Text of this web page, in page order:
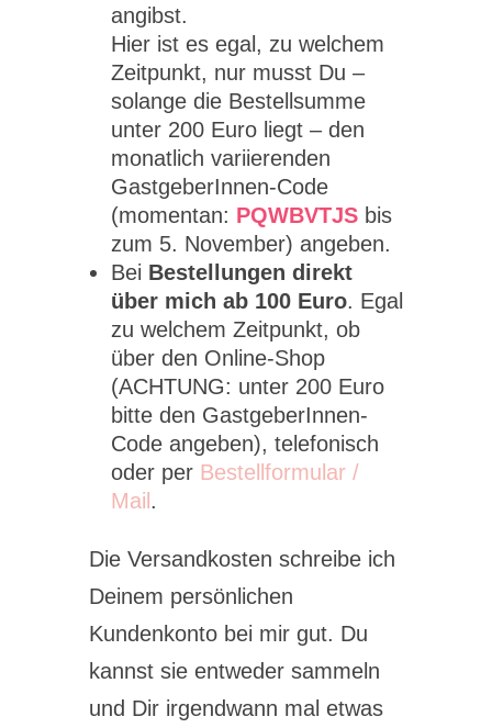
angibst.
Hier ist es egal, zu welchem
Zeitpunkt, nur musst Du –
solange die Bestellsumme
unter 200 Euro liegt – den
monatlich variierenden
GastgeberInnen-Code
(momentan: PQWBVTJSbis
zum 5. November) angeben.
Bei Bestellungen direkt
über mich ab 100 Euro. Egal
zu welchem Zeitpunkt, ob
über den Online-Shop
(ACHTUNG: unter 200 Euro
bitte den GastgeberInnen-
Code angeben), telefonisch
oder per Bestellformular /
Mail .
Die Versandkosten schreibe ich
Deinem persönlichen
Kundenkonto bei mir gut. Du
kannst sie entweder sammeln
und Dir irgendwann mal etwas